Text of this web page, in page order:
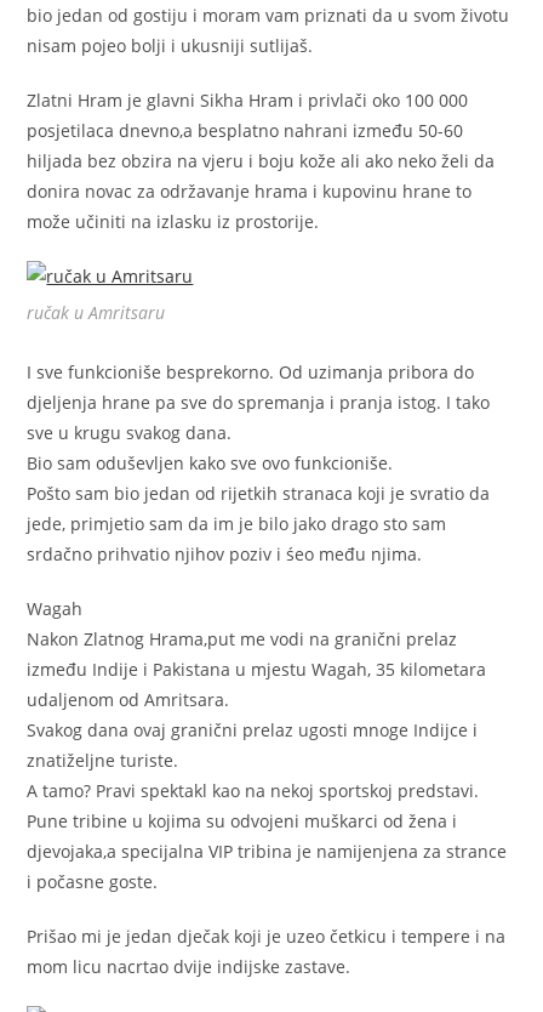
bio jedan od gostiju i moram vam priznati da u svom životu
nisam pojeo bolji i ukusniji sutlijaš.
Zlatni Hram je glavni Sikha Hram i privlači oko 100 000
posjetilaca dnevno,a besplatno nahrani između 50-60
hiljada bez obzira na vjeru i boju kože ali ako neko želi da
donira novac za održavanje hrama i kupovinu hrane to
može učiniti na izlasku iz prostorije.
ručak u Amritsaru
I sve funkcioniše besprekorno. Od uzimanja pribora do
djeljenja hrane pa sve do spremanja i pranja istog. I tako
sve u krugu svakog dana.
Bio sam oduševljen kako sve ovo funkcioniše.
Pošto sam bio jedan od rijetkih stranaca koji je svratio da
jede, primjetio sam da im je bilo jako drago sto sam
srdačno prihvatio njihov poziv i śeo među njima.
Wagah
Nakon Zlatnog Hrama,put me vodi na granični prelaz
između Indije i Pakistana u mjestu Wagah, 35 kilometara
udaljenom od Amritsara.
Svakog dana ovaj granični prelaz ugosti mnoge Indijce i
znatiželjne turiste.
A tamo? Pravi spektakl kao na nekoj sportskoj predstavi.
Pune tribine u kojima su odvojeni muškarci od žena i
djevojaka,a specijalna VIP tribina je namijenjena za strance
i počasne goste.
Prišao mi je jedan dječak koji je uzeo četkicu i tempere i na
mom licu nacrtao dvije indijske zastave.